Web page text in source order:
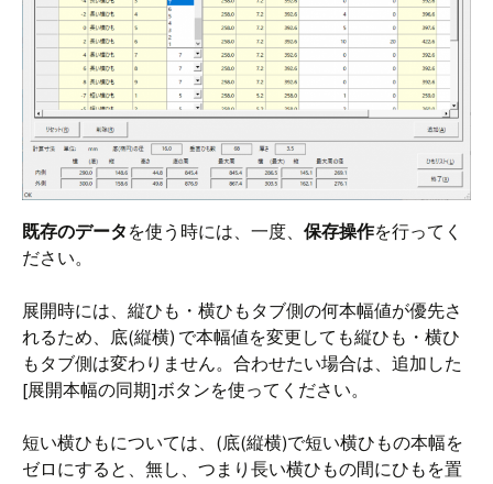
既存のデータ を使う時には、一度、 保存操作を行ってく
ださい。
展開時には、縦ひも・横ひもタブ側の何本幅値が優先さ
れるため、底(縦横) で本幅値を変更しても縦ひも・横ひ
もタブ側は変わりません。合わせたい場合は、追加した
[展開本幅の同期]ボタンを使ってください。
短い横ひもについては、(底(縦横)で短い横ひもの本幅を
ゼロにすると、無し、つまり長い横ひもの間にひもを置